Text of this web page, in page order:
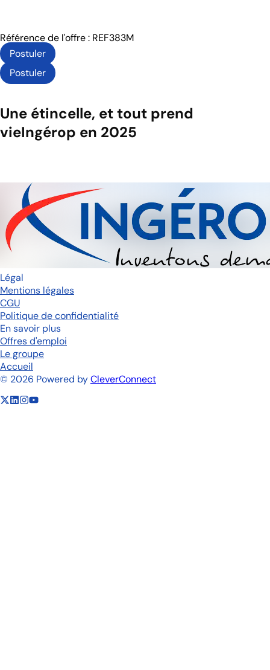
Référence de l'offre : REF383M
Postuler
Postuler
Une étincelle, et tout prend
vieIngérop en 2025
Légal
Mentions légales
CGU
Politique de confidentialité
En savoir plus
Offres d'emploi
Le groupe
Accueil
© 2026 Powered byCleverConnect